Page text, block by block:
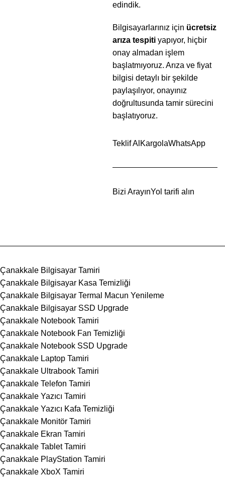
edindik.
Bilgisayarlarınız için ücretsiz
arıza tespitiyapıyor, hiçbir
onay almadan işlem
başlatmıyoruz. Arıza ve fiyat
bilgisi detaylı bir şekilde
paylaşılıyor, onayınız
doğrultusunda tamir sürecini
başlatıyoruz.
Teklif Al KargolaWhatsApp
Bizi ArayınYol tarifi alın
Çanakkale Bilgisayar Tamiri
Çanakkale Bilgisayar Kasa Temizliği
Çanakkale Bilgisayar Termal Macun Yenileme
Çanakkale Bilgisayar SSD Upgrade
Çanakkale Notebook Tamiri
Çanakkale Notebook Fan Temizliği
Çanakkale Notebook SSD Upgrade
Çanakkale Laptop Tamiri
Çanakkale Ultrabook Tamiri
Çanakkale Telefon Tamiri
Çanakkale Yazıcı Tamiri
Çanakkale Yazıcı Kafa Temizliği
Çanakkale Monitör Tamiri
Çanakkale Ekran Tamiri
Çanakkale Tablet Tamiri
Çanakkale PlayStation Tamiri
Çanakkale XboX Tamiri